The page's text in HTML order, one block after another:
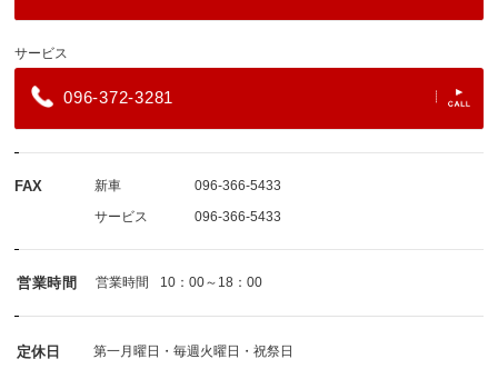
サービス
096-372-3281
FAX 新車
096-366-5433
サービス
096-366-5433
営業時間 営業時間 10：00～18：00
定休日 第一月曜日・毎週火曜日・祝祭日